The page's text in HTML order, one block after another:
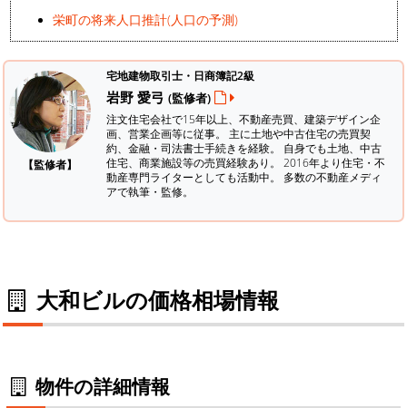
栄町の将来人口推計(人口の予測)
【監修者】
宅地建物取引士・日商簿記2級
岩野 愛弓 (監修者)
注文住宅会社で15年以上、不動産売買、建築デザイン企
画、営業企画等に従事。 主に土地や中古住宅の売買契
約、金融・司法書士手続きを経験。 自身でも土地、中古
住宅、商業施設等の売買経験あり。 2016年より住宅・不
動産専門ライターとしても活動中。 多数の不動産メディ
アで執筆・監修。
大和ビルの価格相場情報
物件の詳細情報